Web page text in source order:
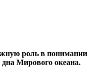
роль в понимании
Мирового океана.